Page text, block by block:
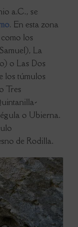
a.C., se
. En esta zona
los
La
o Las Dos
los túmulos
Tres
o Ubierna.
de Rodilla.